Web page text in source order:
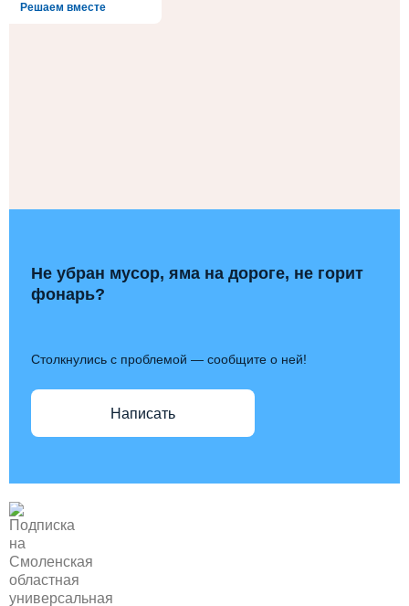
Решаем вместе
Не убран мусор, яма на дороге, не горит
фонарь?
Столкнулись с проблемой — сообщите о ней!
Написать